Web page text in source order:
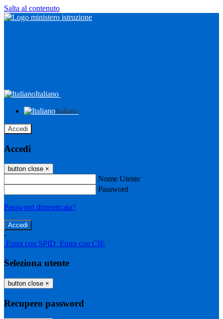
Salta al contenuto
Italiano
Italiano
Accedi
Accedi
button close ×
Nome Utente
Password
Password dimenticata?
-
Entra con SPID Entra con CIE
Seleziona utente
button close ×
Recupero password